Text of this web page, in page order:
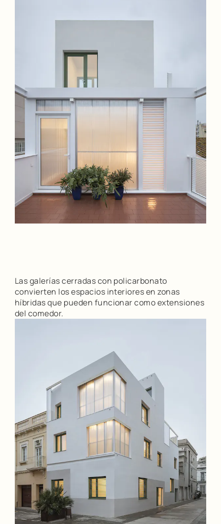
Las galerías cerradas con policarbonato
convierten los espacios interiores en zonas
híbridas que pueden funcionar como extensiones
del comedor.